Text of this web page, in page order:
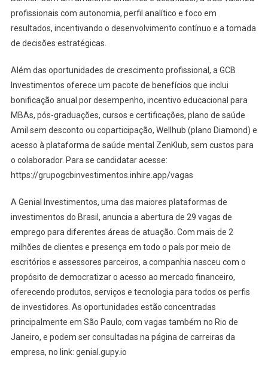
profissionais com autonomia, perfil analítico e foco em
resultados, incentivando o desenvolvimento contínuo e a tomada
de decisões estratégicas.
Além das oportunidades de crescimento profissional, a GCB
Investimentos oferece um pacote de benefícios que inclui
bonificação anual por desempenho, incentivo educacional para
MBAs, pós-graduações, cursos e certificações, plano de saúde
Amil sem desconto ou coparticipação, Wellhub (plano Diamond) e
acesso à plataforma de saúde mental ZenKlub, sem custos para
o colaborador. Para se candidatar acesse:
https://grupogcbinvestimentos.inhire.app/vagas
A Genial Investimentos, uma das maiores plataformas de
investimentos do Brasil, anuncia a abertura de 29 vagas de
emprego para diferentes áreas de atuação. Com mais de 2
milhões de clientes e presença em todo o país por meio de
escritórios e assessores parceiros, a companhia nasceu com o
propósito de democratizar o acesso ao mercado financeiro,
oferecendo produtos, serviços e tecnologia para todos os perfis
de investidores. As oportunidades estão concentradas
principalmente em São Paulo, com vagas também no Rio de
Janeiro, e podem ser consultadas na página de carreiras da
empresa, no link: genial.gupy.io